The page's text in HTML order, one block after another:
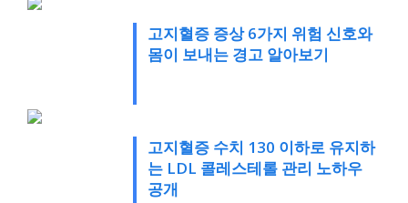
고지혈증 증상 6가지 위험 신호와
몸이 보내는 경고 알아보기
고지혈증 수치 130 이하로 유지하
는 LDL 콜레스테롤 관리 노하우
공개